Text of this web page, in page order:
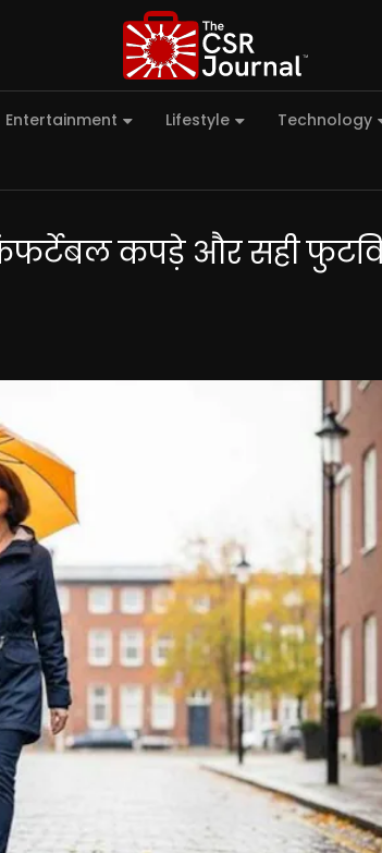
Entertainment Lifestyle Technology
कपड़े और सही